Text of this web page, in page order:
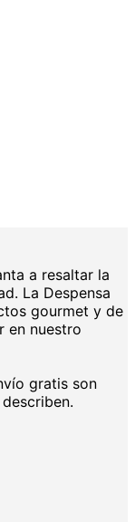
a resaltar la
La Despensa
gourmet y de
en nuestro
gratis son